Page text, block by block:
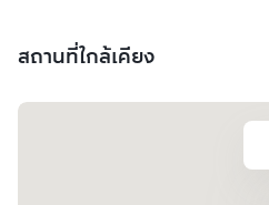
สถานที่ใกล้เคียง